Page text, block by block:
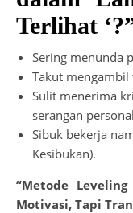
Terlihat
Sering menunda
Takut mengambil
Sulit menerima
serangan
Sibuk bekerja
Kesibukan).
“Metode
Motivasi, Tapi